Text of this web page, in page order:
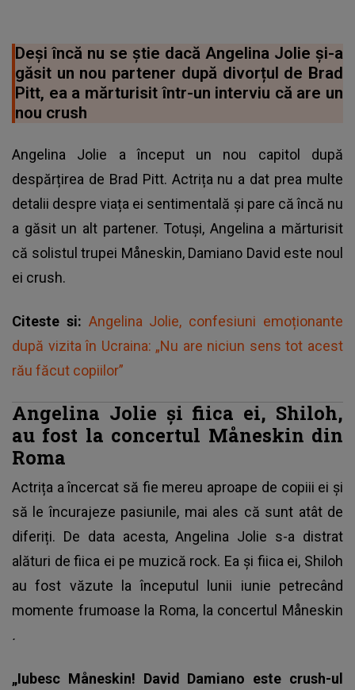
Deși încă nu se știe dacă Angelina Jolie și-a
găsit un nou partener după divorțul de Brad
Pitt, ea a mărturisit într-un interviu că are un
nou crush
Angelina Jolie a început un nou capitol după
despărțirea de Brad Pitt. Actrița nu a dat prea multe
detalii despre viața ei sentimentală și pare că încă nu
a găsit un alt partener. Totuși, Angelina a mărturisit
că solistul trupei Måneskin, Damiano David este noul
ei crush.
Citeste si: Angelina Jolie, confesiuni emoționante
după vizita în Ucraina: „Nu are niciun sens tot acest
rău făcut copiilor”
Angelina Jolie și fiica ei, Shiloh,
au fost la concertul Måneskin din
Roma
Actrița a încercat să fie mereu aproape de copiii ei și
să le încurajeze pasiunile, mai ales că sunt atât de
diferiți. De data acesta, Angelina Jolie s-a distrat
alături de fiica ei pe muzică rock. Ea și fiica ei, Shiloh
au fost văzute la începutul lunii iunie petrecând
momente frumoase la Roma, la concertul Måneskin
.
„Iubesc Måneskin! David Damiano este crush-ul